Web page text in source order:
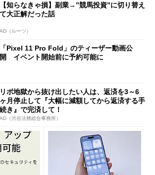
【知らなきゃ損】副業→”競馬投資”に切り替え
て大正解だった話
AD（ルーツ）
「Pixel 11 Pro Fold」のティーザー動画公
開 イベント開始前に予約可能に
リボ地獄から抜け出したい人は、返済を3～6
ヶ月停止して『大幅に減額してから返済する手
続き』で完済して！
AD（渋谷法務総合事務所）